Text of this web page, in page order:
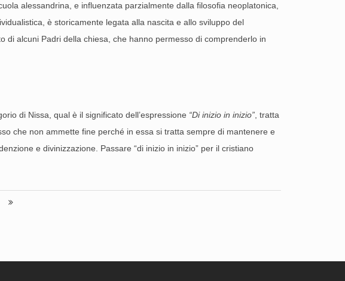
alessandrina, e influenzata parzialmente dalla filosofia neoplatonica,
è storicamente legata alla nascita e allo sviluppo del
di alcuni Padri della chiesa, che hanno permesso di comprenderlo in
di Nissa, qual è il significato dell’espressione “Di inizio in inizio” , tratta
che non ammette fine perché in essa si tratta sempre di mantenere e
e divinizzazione. Passare “di inizio in inizio” per il cristiano